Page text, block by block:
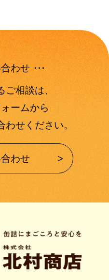
わせ
ご相談は、
ームから
せください。
わせ